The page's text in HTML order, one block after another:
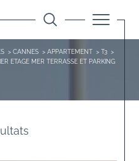
CANNES APPARTEMENT
T3
ETAGE MER TERRASSE ET PARKING